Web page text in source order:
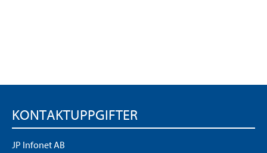
KONTAKTUPPGIFTER
JP Infonet AB